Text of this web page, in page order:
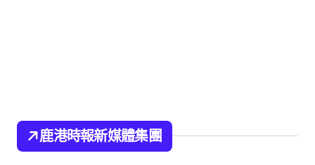
鹿港時報新媒體集團